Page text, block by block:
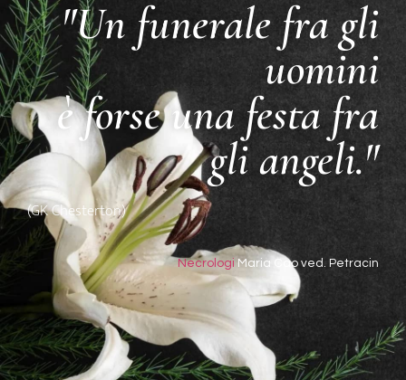
"Un funerale fra gli
uomini
è forse una festa fra
gli angeli."
(GK Chesterton)
Necrologi Maria Cao ved. Petracin